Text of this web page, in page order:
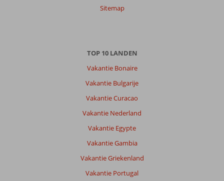
Sitemap
TOP 10 LANDEN
Vakantie Bonaire
Vakantie Bulgarije
Vakantie Curacao
Vakantie Nederland
Vakantie Egypte
Vakantie Gambia
Vakantie Griekenland
Vakantie Portugal